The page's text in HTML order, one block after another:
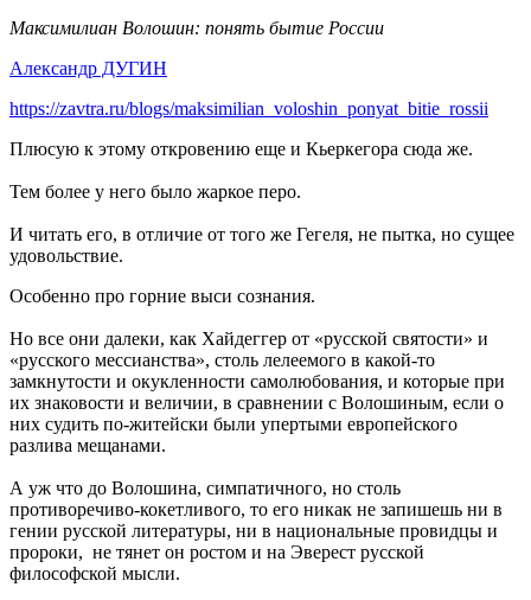
Максимилиан Волошин: понять бытие России
Александр ДУГИН
https://zavtra.ru/blogs/maksimilian_voloshin_ponyat_bitie_rossii
Плюсую к этому откровению еще и Кьеркегора сюда же.
Тем более у него было жаркое перо.
И читать его, в отличие от того же Гегеля, не пытка, но сущее
удовольствие.
Особенно про горние выси сознания.
Но все они далеки, как Хайдеггер от «русской святости» и
«русского мессианства», столь лелеемого в какой-то
замкнутости и окукленности самолюбования, и которые при
их знаковости и величии, в сравнении с Волошиным, если о
них судить по-житейски были упертыми европейского
разлива мещанами.
А уж что до Волошина, симпатичного, но столь
противоречиво-кокетливого, то его никак не запишешь ни в
гении русской литературы, ни в национальные провидцы и
пророки, не тянет он ростом и на Эверест русской
философской мысли.